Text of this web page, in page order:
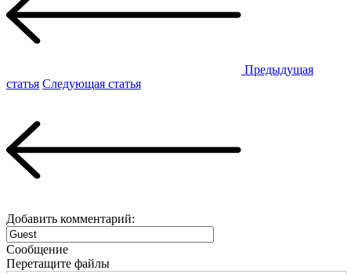
Предыдущая
статья Следующая статья
Добавить комментарий:
Сообщение
Перетащите файлы